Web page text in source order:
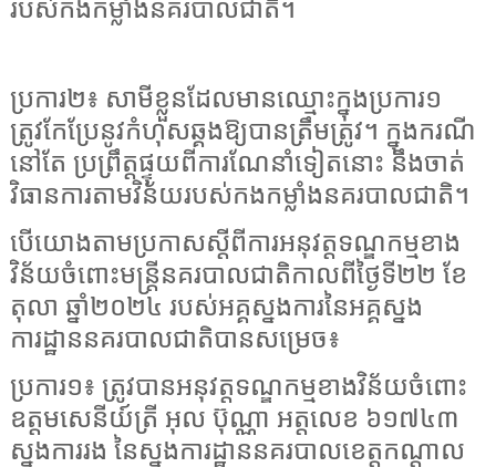
របស់កងកម្លាំងនគរបាលជាតិ។
ប្រការ២៖ សាមីខ្លួនដែលមានឈ្មោះក្នុងប្រការ១
ត្រូវកែប្រែនូវកំហុសឆ្គងឱ្យបានត្រឹមត្រូវ។ ក្នុងករណី
នៅតែ ប្រព្រឹត្តផ្ទុយពីការណែនាំទៀតនោះ នឹងចាត់
វិធានការតាមវិន័យរបស់កងកម្លាំងនគរបាលជាតិ។
បើយោងតាមប្រកាសស្តីពីការអនុវត្តទណ្ឌកម្មខាង
វិន័យចំពោះមន្ត្រីនគរបាលជាតិកាលពីថ្ងៃទី២២ ខែ
តុលា ឆ្នាំ២០២៤ របស់អគ្គស្នងការនៃអគ្គស្នង
ការដ្ឋាននគរបាលជាតិបានសម្រេច៖
ប្រការ១៖ ត្រូវបានអនុវត្តទណ្ឌកម្មខាងវិន័យចំពោះ
ឧត្តមសេនីយ៍ត្រី អុល ប៊ុណ្ណា អត្តលេខ ៦១៧៤៣
ស្នងការរង នៃស្នងការដ្ឋាននគរបាលខេត្តកណ្តាល